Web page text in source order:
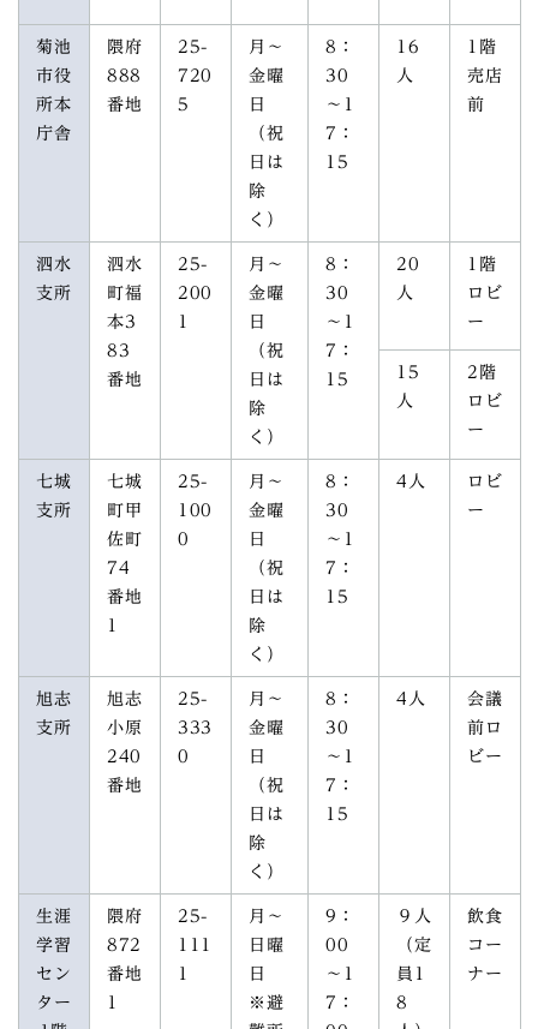
菊池
市役
所本
庁舎
隈府
888
番地
25-
720
5
月～
金曜
日
（祝
日は
除
く）
8：
30
～1
7：
15
16
人
1階
売店
前
泗水
支所
泗水
町福
本3
83
番地
25-
200
月～
金曜
日
（祝
日は
除
く）
8：
30
～1
7：
15
20
人
1階
ロビ
ー
15
人
2階
ロビ
ー
七城
支所
七城
町甲
佐町
74
番地
25-
100
0
月～
金曜
日
（祝
日は
除
く）
8：
30
～1
7：
15
4人
ロビ
ー
旭志
支所
旭志
小原
240
番地
25-
333
0
月～
金曜
日
（祝
日は
除
く）
8：
30
～1
7：
15
4人
会議
前ロ
ビー
生涯
学習
セン
ター
隈府
872
番地
25-
月～
日曜
日
※避
9：
00
～1
7：
９人
（定
員1
8
飲食
コー
ナー